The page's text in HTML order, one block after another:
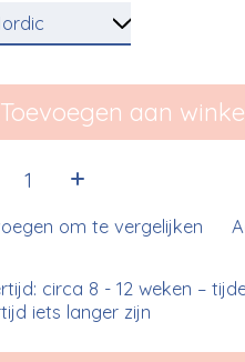
Toevoegen aan
om te vergelijken
circa 8 - 12 weken –
iets langer zijn